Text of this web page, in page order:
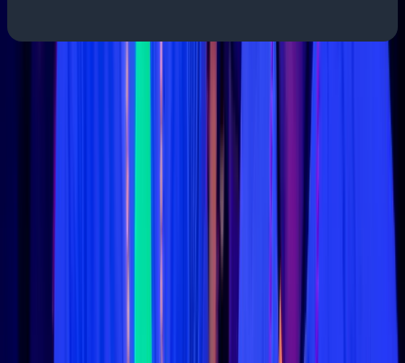
Domande frequenti
Come faccio a sapere quali eventi ci sono vicino a